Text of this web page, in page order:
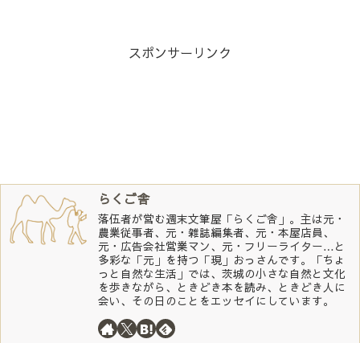
スポンサーリンク
らくご舎
落伍者が営む週末文筆屋「らくご舎」。主は元・
農業従事者、元・雑誌編集者、元・本屋店員、
元・広告会社営業マン、元・フリーライター…と
多彩な「元」を持つ「現」おっさんです。「ちょ
っと自然な生活」では、茨城の小さな自然と文化
を歩きながら、ときどき本を読み、ときどき人に
会い、その日のことをエッセイにしています。